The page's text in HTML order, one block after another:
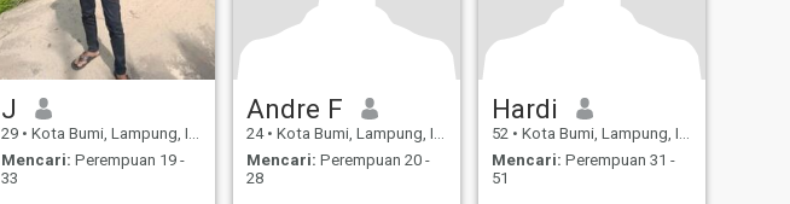
J
29 • Kota Bumi, Lampung, Indonesia
Mencari: Perempuan 19 -
33
Andre F
24 • Kota Bumi, Lampung, Indonesia
Mencari: Perempuan 20 -
28
Hardi
52 • Kota Bumi, Lampung, Indonesia
Mencari: Perempuan 31 -
51